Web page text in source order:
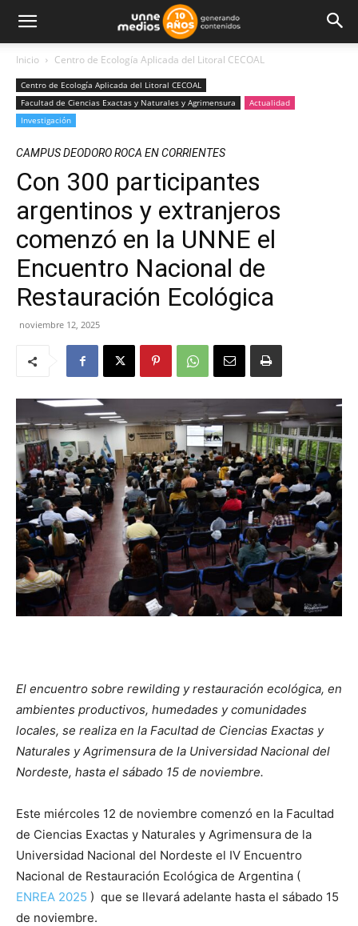
Inicio Centro de Ecología Aplicada del Litoral CECOAL
Centro de Ecología Aplicada del Litoral CECOAL
Facultad de Ciencias Exactas y Naturales y Agrimensura
Actualidad
Investigación
CAMPUS DEODORO ROCA EN CORRIENTES
Con 300 participantes
argentinos y extranjeros
comenzó en la UNNE el
Encuentro Nacional de
Restauración Ecológica
noviembre 12, 2025
El encuentro sobre rewilding y restauración ecológica, en
ambientes productivos, humedades y comunidades
locales, se realiza en la Facultad de Ciencias Exactas y
Naturales y Agrimensura de la Universidad Nacional del
Nordeste, hasta el sábado 15 de noviembre.
Este miércoles 12 de noviembre comenzó en la Facultad
de Ciencias Exactas y Naturales y Agrimensura de la
Universidad Nacional del Nordeste el IV Encuentro
Nacional de Restauración Ecológica de Argentina (
ENREA 2025 ) que se llevará adelante hasta el sábado 15
de noviembre.